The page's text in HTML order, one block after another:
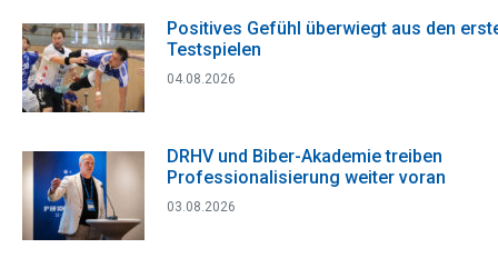
Positives Gefühl überwiegt aus den
Testspielen
04.08.2026
DRHV und Biber-Akademie treiben
Professionalisierung weiter voran
03.08.2026